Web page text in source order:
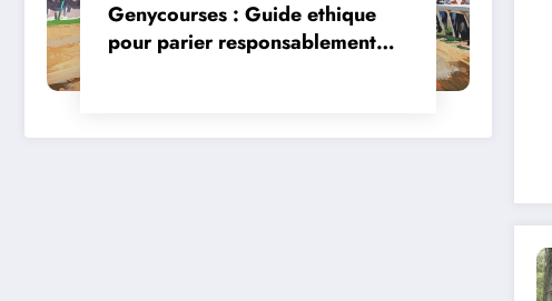
Genycourses : Guide ethique
pour parier responsablement